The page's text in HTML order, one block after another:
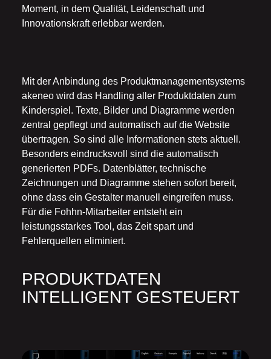
Moment, in dem Qualität, Leidenschaft und
Innovationskraft erlebbar werden.
PRODUKTDATEN
INTELLIGENT GESTEUERT
Mit der Anbindung des Produktmanagementsystems
akeneo wird das Handling aller Produktdaten zum
Kinderspiel. Texte, Bilder und Diagramme werden
zentral gepflegt und automatisch auf die Website
übertragen. So sind alle Informationen stets aktuell.
Besonders eindrucksvoll sind die automatisch
generierten PDFs. Datenblätter, technische
Zeichnungen und Diagramme stehen sofort bereit,
ohne dass ein Gestalter manuell eingreifen muss.
Für die Fohhn-Mitarbeiter entsteht ein
leistungsstarkes Tool, das Zeit spart und
Fehlerquellen eliminiert.